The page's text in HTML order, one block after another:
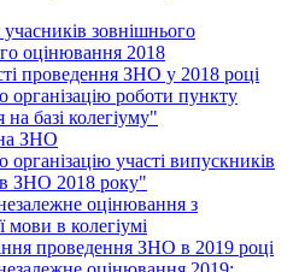
учасників зовнішнього
оцінювання 2018
проведення ЗНО у 2018 році
організацію роботи пункту
на базі колегіуму"
ЗНО
участі випускників
в ЗНО 2018 року"
оцінювання з
мови в колегіумі
проведення ЗНО в 2019 році